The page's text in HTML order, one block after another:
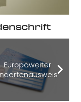
Europaweiter